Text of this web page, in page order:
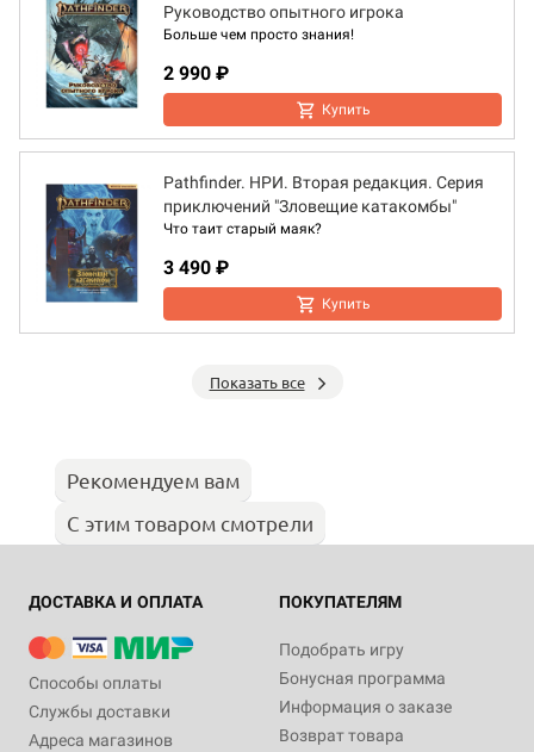
Руководство опытного игрока
Больше чем просто знания!
2 990 ₽
Купить
Pathfinder. НРИ. Вторая редакция. Серия
приключений "Зловещие катакомбы"
Что таит старый маяк?
3 490 ₽
Купить
Показать все
Рекомендуем вам
С этим товаром смотрели
ДОСТАВКА И ОПЛАТА
Способы оплаты
Службы доставки
Адреса магазинов
ПОКУПАТЕЛЯМ
Подобрать игру
Бонусная программа
Информация о заказе
Возврат товара